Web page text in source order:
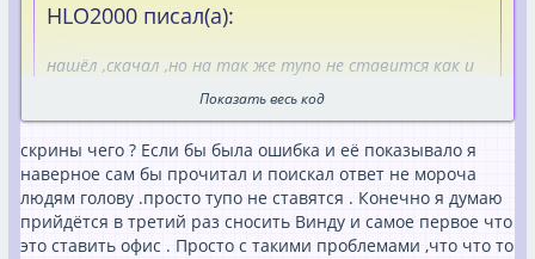
HLO2000 писал(а):
нашёл ,скачал ,но на так же тупо не ставится как и
До смены винды и всё работало на ура . А сейчас как
заколдованный круг
Самое прикольное что ты даже скрины ошибок не
Показать весь код
скрины чего ? Если бы была ошибка и её показывало я
наверное сам бы прочитал и поискал ответ не мороча
людям голову .просто тупо не ставятся . Конечно я думаю
прийдётся в третий раз сносить Винду и самое первое что
это ставить офис . Просто с такими проблемами ,что что то